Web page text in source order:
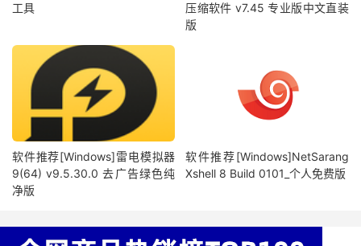
工具
压缩软件 v7.45 专业版中文直装
版
软件推荐[Windows]雷电模拟器
9(64) v9.5.30.0 去广告绿色纯
净版
软件推荐[Windows]NetSarang
Xshell 8 Build 0101_个人免费版